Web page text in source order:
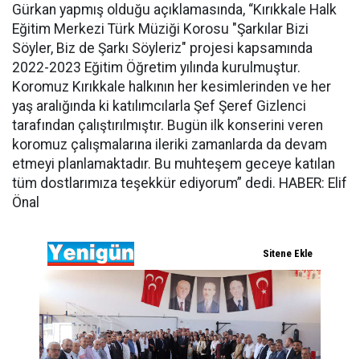
Gürkan yapmış olduğu açıklamasında, “Kırıkkale Halk
Eğitim Merkezi Türk Müziği Korosu "Şarkılar Bizi
Söyler, Biz de Şarkı Söyleriz" projesi kapsamında
2022-2023 Eğitim Öğretim yılında kurulmuştur.
Koromuz Kırıkkale halkının her kesimlerinden ve her
yaş aralığında ki katılımcılarla Şef Şeref Gizlenci
tarafından çalıştırılmıştır. Bugün ilk konserini veren
koromuz çalışmalarına ileriki zamanlarda da devam
etmeyi planlamaktadır. Bu muhteşem geceye katılan
tüm dostlarımıza teşekkür ediyorum” dedi. HABER: Elif
Önal